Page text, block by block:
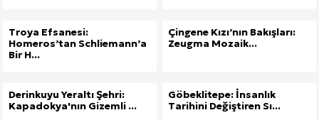
Troya Efsanesi:
Homeros’tan Schliemann’a
Bir H...
Çingene Kızı’nın Bakışları:
Zeugma Mozaik...
Derinkuyu Yeraltı Şehri:
Kapadokya'nın Gizemli ...
Göbeklitepe: İnsanlık
Tarihini Değiştiren Sı...